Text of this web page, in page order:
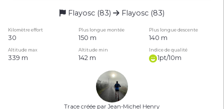
Flayosc (83) Flayosc (83)
Kilomètre effort Plus longue montée Plus longue descente
30 150 m 140 m
Altitude max Altitude min Indice de qualité
339 m 142 m 1pt/10m
Trace créée par Jean-Michel Henry